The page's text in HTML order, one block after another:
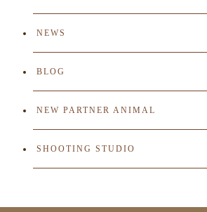
NEWS
BLOG
NEW PARTNER ANIMAL
SHOOTING STUDIO